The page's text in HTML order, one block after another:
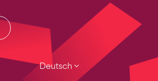
Deutsch